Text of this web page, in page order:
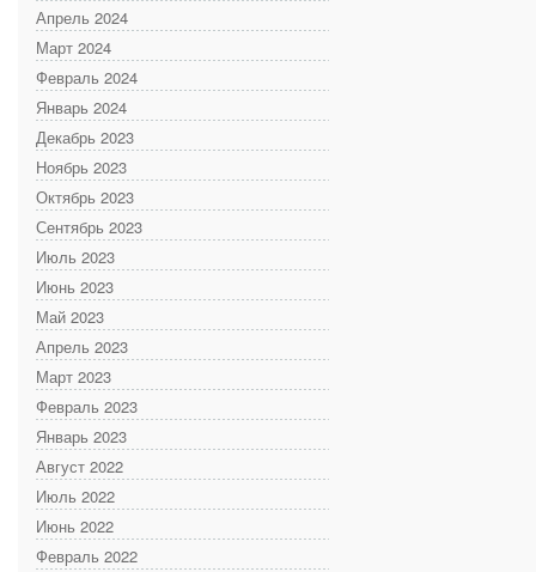
Апрель 2024
Март 2024
Февраль 2024
Январь 2024
Декабрь 2023
Ноябрь 2023
Октябрь 2023
Сентябрь 2023
Июль 2023
Июнь 2023
Май 2023
Апрель 2023
Март 2023
Февраль 2023
Январь 2023
Август 2022
Июль 2022
Июнь 2022
Февраль 2022